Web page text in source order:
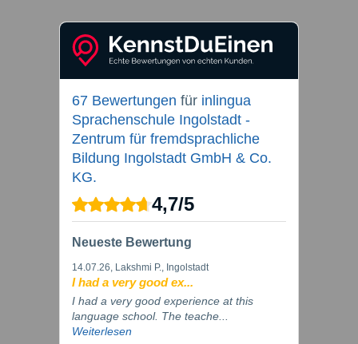
67 Bewertungen für inlingua
Sprachenschule Ingolstadt -
Zentrum für fremdsprachliche
Bildung Ingolstadt GmbH & Co.
KG.
4,7/5
Neueste Bewertung
14.07.26, Lakshmi P., Ingolstadt
I had a very good ex...
I had a very good experience at this
language school. The teache...
Weiterlesen